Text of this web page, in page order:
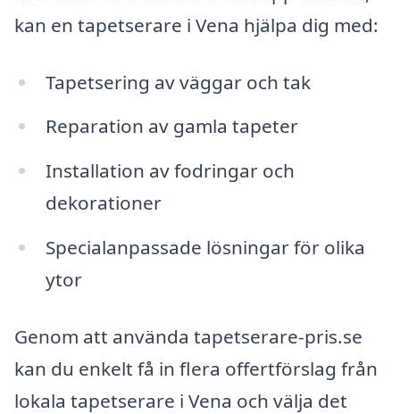
kan en tapetserare i Vena hjälpa dig med:
Tapetsering av väggar och tak
Reparation av gamla tapeter
Installation av fodringar och
dekorationer
Specialanpassade lösningar för olika
ytor
Genom att använda tapetserare-pris.se
kan du enkelt få in flera offertförslag från
lokala tapetserare i Vena och välja det